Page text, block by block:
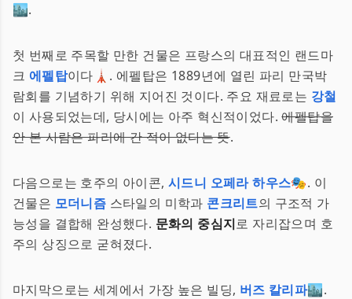
🏙️.
첫 번째로 주목할 만한 건물은 프랑스의 대표적인 랜드마
크 에펠탑이다🗼. 에펠탑은 1889년에 열린 파리 만국박
람회를 기념하기 위해 지어진 것이다. 주요 재료로는 강철
이 사용되었는데, 당시에는 아주 혁신적이었다.에펠탑을
안 본 사람은 파리에 간 적이 없다는 뜻.
다음으로는 호주의 아이콘, 시드니 오페라 하우스🎭. 이
건물은 모더니즘 스타일의 미학과 콘크리트의 구조적 가
능성을 결합해 완성했다. 문화의 중심지로 자리잡으며 호
주의 상징으로 굳혀졌다.
마지막으로는 세계에서 가장 높은 빌딩, 버즈 칼리파🏙️.